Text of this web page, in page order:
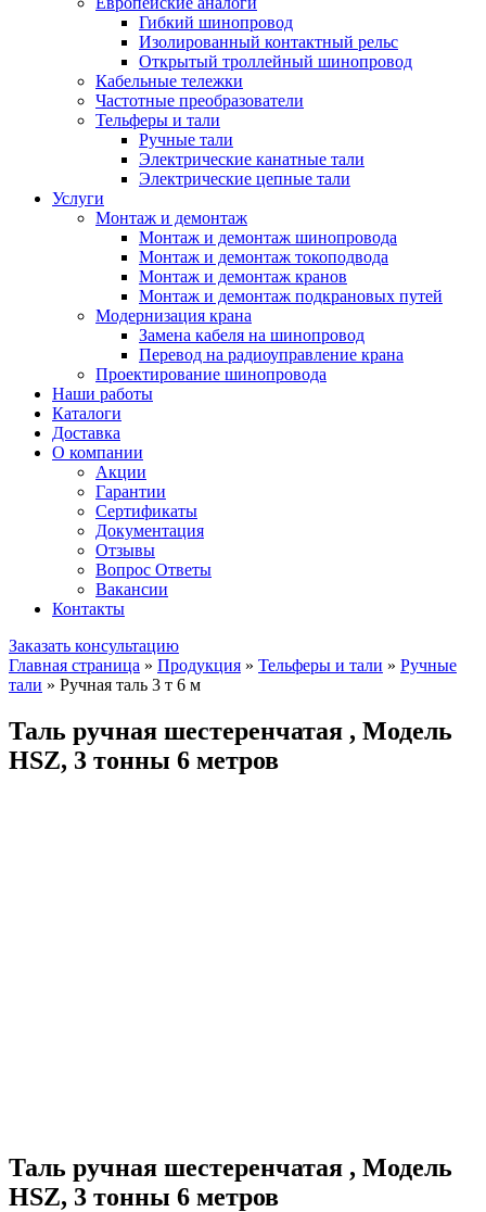
Гибкий шинопровод
Изолированный контактный рельс
Открытый троллейный шинопровод
Кабельные тележки
Частотные преобразователи
Тельферы и тали
Ручные тали
Электрические канатные тали
Электрические цепные тали
Услуги
Монтаж и демонтаж
Монтаж и демонтаж шинопровода
Монтаж и демонтаж токоподвода
Монтаж и демонтаж кранов
Монтаж и демонтаж подкрановых путей
Модернизация крана
Замена кабеля на шинопровод
Перевод на радиоуправление крана
Проектирование шинопровода
Наши работы
Каталоги
Доставка
О компании
Акции
Гарантии
Сертификаты
Документация
Отзывы
Вопрос Ответы
Вакансии
Контакты
Заказать консультацию
Главная страница » Продукция » Тельферы и тали » Ручные
тали » Ручная таль 3 т 6 м
Таль ручная шестеренчатая , Модель
HSZ, 3 тонны 6 метров
Таль ручная шестеренчатая , Модель
HSZ, 3 тонны 6 метров